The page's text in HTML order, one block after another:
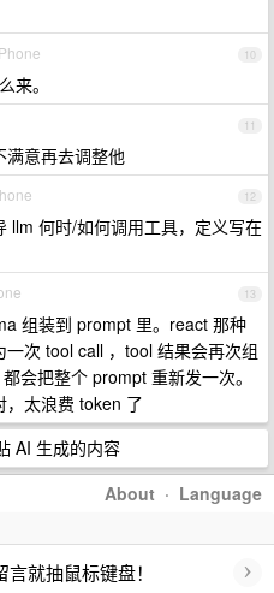
10
来。
11
满意再去调整他
12
llm 何时/如何调用工具，定义写在
13
组装到 prompt 里。react 那种
次 tool call ，tool 结果会再次组
会把整个 prompt 重新发一次。
，太浪费 token 了
AI 生成的内容
About · Language
就抽鼠标键盘！ ›